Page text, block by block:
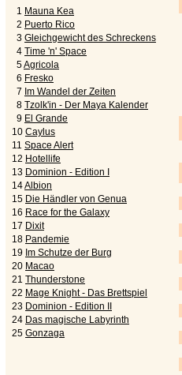
1 Mauna Kea
2 Puerto Rico
3 Gleichgewicht des Schreckens
4 Time 'n' Space
5Agricola
6 Fresko
7 Im Wandel der Zeiten
8 Tzolk'in - Der Maya Kalender
9 El Grande
10 Caylus
11 Space Alert
12 Hotellife
13 Dominion - Edition I
14Albion
15 Die Händler von Genua
16 Race for the Galaxy
17 Dixit
18 Pandemie
19 Im Schutze der Burg
20 Macao
21 Thunderstone
22 Mage Knight - Das Brettspiel
23 Dominion - Edition II
24 Das magische Labyrinth
25 Gonzaga